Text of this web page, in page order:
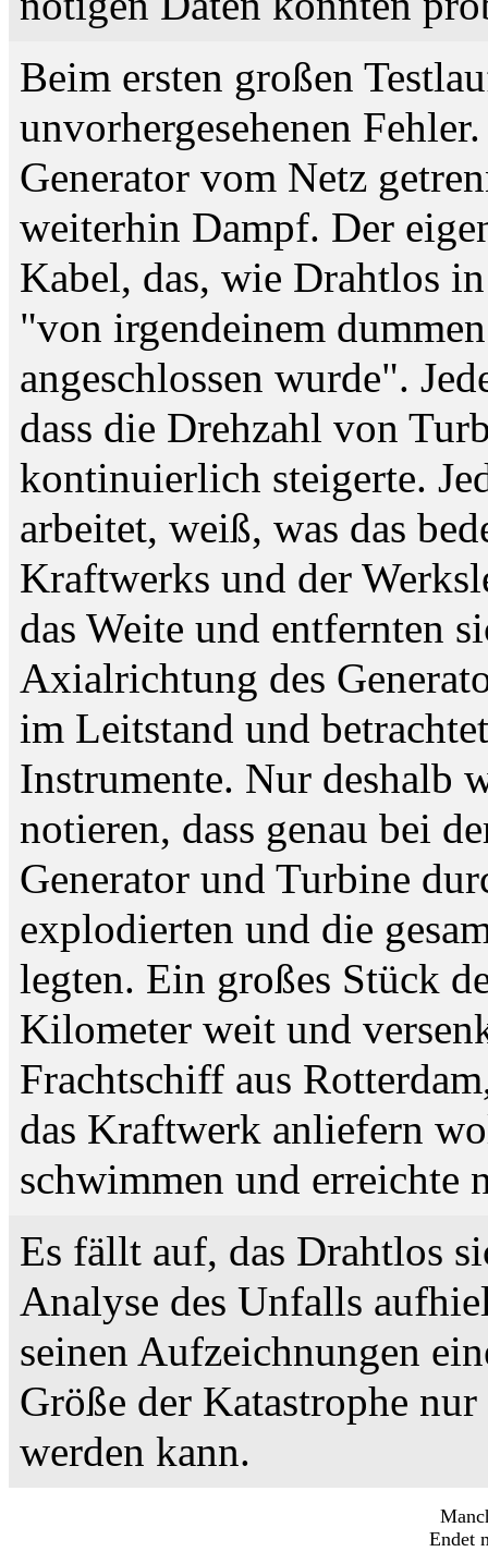
Beim ersten großen
unvorhergesehenen
Generator vom Netz
weiterhin Dampf. Der
Kabel, das, wie Drahtlos
"von irgendeinem
angeschlossen wurde".
dass die Drehzahl von
kontinuierlich steigerte.
arbeitet, weiß, was das
Kraftwerks und der
das Weite und entfernten
Axialrichtung des
im Leitstand und
Instrumente. Nur deshalb
notieren, dass genau bei
Generator und Turbine
explodierten und die
legten. Ein großes Stück
Kilometer weit und
Frachtschiff aus
das Kraftwerk anliefern
schwimmen und erreichte
Es fällt auf, das Drahtlos
Analyse des Unfalls
seinen Aufzeichnungen
Größe der Katastrophe
werden kann.
Endet